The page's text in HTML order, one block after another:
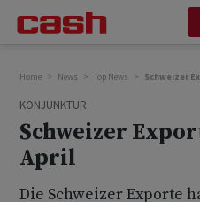
Home News Top News Schweizer
KONJUNKTUR
Schweizer
April
Die Schweizer Exporte